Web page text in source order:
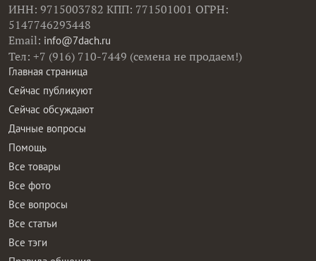
ИНН: 9715003782 КПП: 771501001 ОГРН:
5147746293448
Email: info@7dach.ru
Тел: +7 (916) 710-7449 (семена не продаем!)
Главная страница
Сейчас публикуют
Сейчас обсуждают
Дачные вопросы
Помощь
Все товары
Все фото
Все вопросы
Все статьи
Все тэги